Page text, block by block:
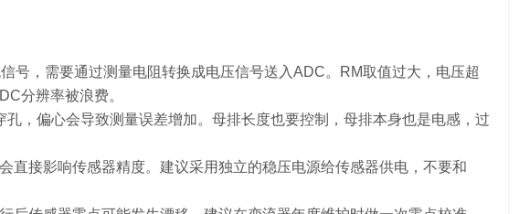
号，需要通过测量电阻转换成电压信号送入ADC。RM取值过大，电压超
分辨率被浪费。
，偏心会导致测量误差增加。母排长度也要控制，母排本身也是电感，过
直接影响传感器精度。建议采用独立的稳压电源给传感器供电，不要和